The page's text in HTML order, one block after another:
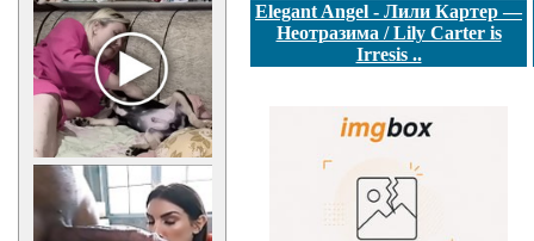
Elegant Angel - Лили Картер —
Неотразима / Lily Carter is
Irresis ..